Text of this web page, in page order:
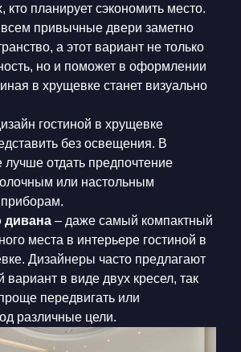
кто планирует сэкономить место.
привычные двери заметно
а этот вариант не только
но и поможет в оформлении
в хрущевке станет визуально
гостиной в хрущевке
без освещения. В
лучше отдать предпочтение
или настольным
дивана– даже самый компактный
места в интерьере гостиной в
Дизайнеры часто предлагают
вариант в виде двух кресел, так
передвигать или
различные цели.